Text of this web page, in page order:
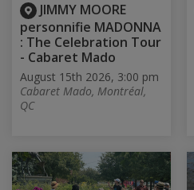
JIMMY MOORE
personnifie MADONNA
: The Celebration Tour
- Cabaret Mado
August 15th 2026, 3:00 pm
Cabaret Mado, Montréal,
QC